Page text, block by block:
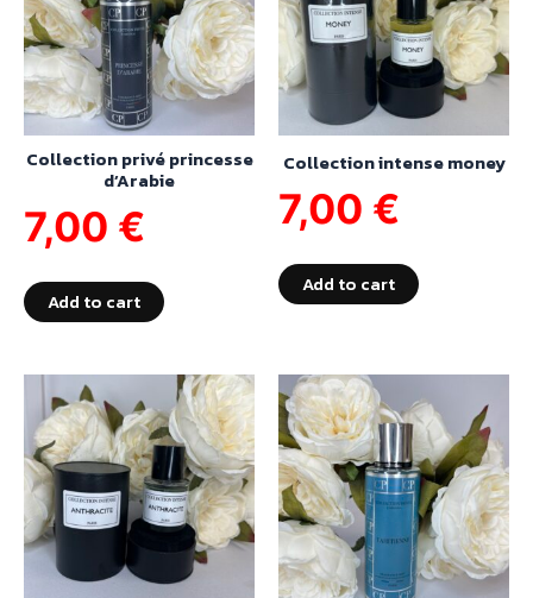
Collection privé princesse
d’Arabie
7,00 €
Add to cart
Collection intense money
7,00 €
Add to cart